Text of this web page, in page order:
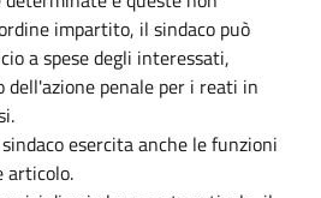
impartito, il sindaco può
a spese degli interessati,
dell'azione penale per i reati in
esercita anche le funzioni
articolo.